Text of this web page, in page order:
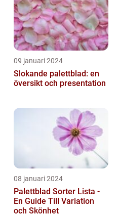
09 januari 2024
Slokande palettblad: en
översikt och presentation
08 januari 2024
Palettblad Sorter Lista -
En Guide Till Variation
och Skönhet